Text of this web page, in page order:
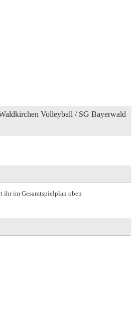
Volleyball / SG Bayerwald
ihr im Gesamtspielplan oben